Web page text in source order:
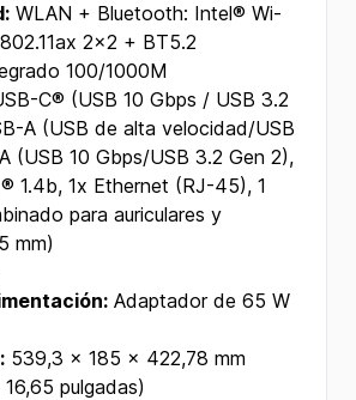
WLAN + Bluetooth: Intel® Wi-
2x2 + BT5.2
100/1000M
C® (USB 10 Gbps / USB 3.2
A (USB de alta velocidad/USB
(USB 10 Gbps/USB 3.2 Gen 2),
1.4b, 1x Ethernet (RJ-45), 1
para auriculares y
mm)
Adaptador de 65 W
539,3 x 185 x 422,78 mm
pulgadas)